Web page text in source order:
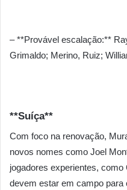
– **Provável escalação:**
Grimaldo; Merino, Ruiz;
**Suíça**
Com foco na renovação,
novos nomes como Joel
jogadores experientes,
devem estar em campo para